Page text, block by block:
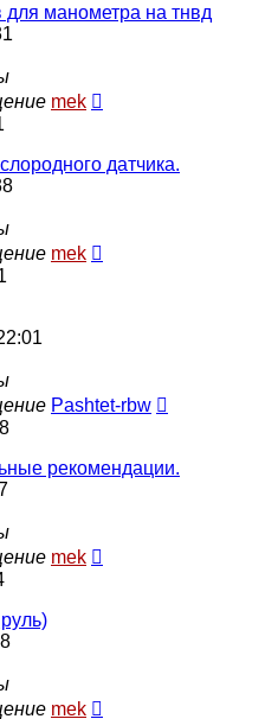
манометра на тнвд
mek
датчика.
mek
Pashtet-rbw
рекомендации.
mek
mek